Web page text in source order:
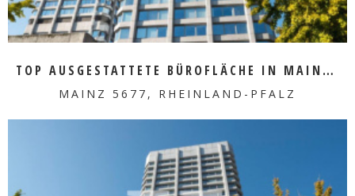
TOP AUSGESTATTETE BÜROFLÄCHE IN MAINZ ZU VERMIETEN
MAINZ 5677, RHEINLAND-PFALZ